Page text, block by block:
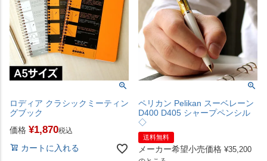
ロディア クラシックミーティン
グブック
価格 ¥1,870税込
カートに入れる
ペリカン Pelikan スーベレーン
D400 D405 シャープペンシル
◇
送料無料
メーカー希望小売価格 ¥35,200